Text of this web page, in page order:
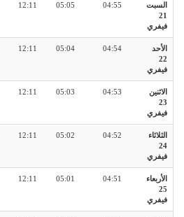
السبت
21
فيفري
04:55
05:05
12:11
الأحد
22
فيفري
04:54
05:04
12:11
الاثنين
23
فيفري
04:53
05:03
12:11
الثلاثاء
24
فيفري
04:52
05:02
12:11
الأربعاء
25
فيفري
04:51
05:01
12:11